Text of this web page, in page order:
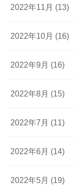
2022年11月 (13)
2022年10月 (16)
2022年9月 (16)
2022年8月 (15)
2022年7月 (11)
2022年6月 (14)
2022年5月 (19)